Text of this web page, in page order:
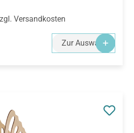
Versandkosten
Zur Auswahl